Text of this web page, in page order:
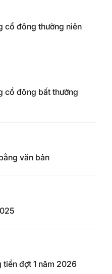
cổ đông thường niên
cổ đông bất thường
văn bản
đợt 1 năm 2026